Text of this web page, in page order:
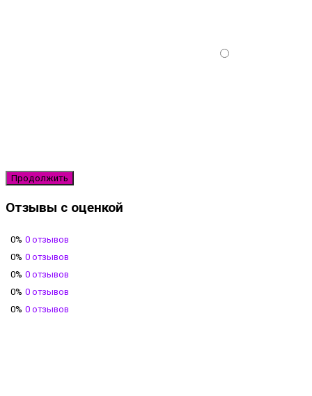
Продолжить
Отзывы с оценкой
0% 0 отзывов
0% 0 отзывов
0% 0 отзывов
0% 0 отзывов
0% 0 отзывов